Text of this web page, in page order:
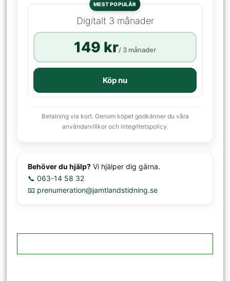
MEST POPULÄR
Digitalt 3 månader
149 kr/ 3 månader
Köp nu
Betalning via kort. Genom köpet godkänner du våra
användarvillkor och integritetspolicy.
Behöver du hjälp? Vi hjälper dig gärna.
📞 063-14 58 32
📧 prenumeration@jamtlandstidning.se